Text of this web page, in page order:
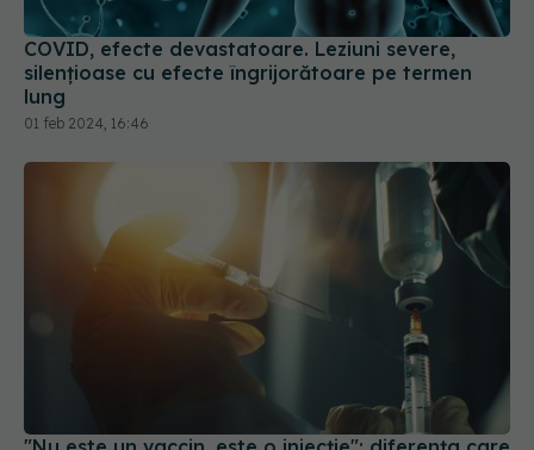
COVID, efecte devastatoare. Leziuni severe,
silențioase cu efecte îngrijorătoare pe termen
lung
01 feb 2024, 16:46
"Nu este un vaccin, este o injecție": diferența care
poate schimba încrederea oamenilor în știință